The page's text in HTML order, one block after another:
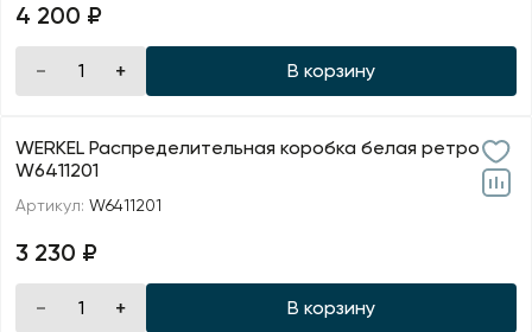
4 200 ₽
В корзину
WERKEL Распределительная коробка белая ретро
W6411201
Артикул: W6411201
3 230 ₽
В корзину